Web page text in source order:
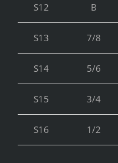
S12 B
S13 7/8
S14 5/6
S15 3/4
S16 1/2